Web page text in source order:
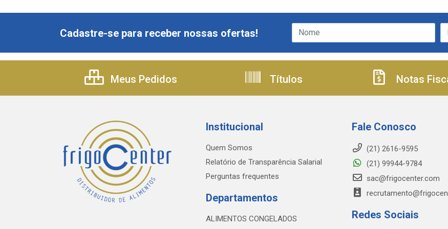
Cadastre-se para receber nossas ofertas!
Meus Pedidos Títulos Notas
Institucional
Quem Somos
Relatório de Transparência Salarial
Perguntas frequentes
Departamentos
ALIMENTOS CONGELADOS
Fale Conosco
(21) 2616-9595
(21) 99944-9784
sac@frigocenter.com
Redes Sociais